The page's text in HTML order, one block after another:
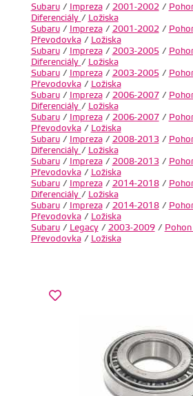
Subaru/ Impreza/ 2001-2002 /
Diferenciály / Ložiska
Subaru/ Impreza/ 2001-2002 /
Převodovka/ Ložiska
Subaru/ Impreza/ 2003-2005/
Diferenciály / Ložiska
Subaru/ Impreza/ 2003-2005/
Převodovka/ Ložiska
Subaru/ Impreza/ 2006-2007/
Diferenciály / Ložiska
Subaru/ Impreza/ 2006-2007/
Převodovka/ Ložiska
Subaru/ Impreza/ 2008-2013/
Diferenciály / Ložiska
Subaru/ Impreza/ 2008-2013/
Převodovka/ Ložiska
Subaru/ Impreza/ 2014-2018/
Diferenciály / Ložiska
Subaru/ Impreza/ 2014-2018/
Převodovka/ Ložiska
Subaru/ Legacy/ 2003-2009/
Převodovka/ Ložiska